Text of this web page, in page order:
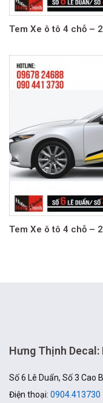
Tem Xe ô tô 4 chỗ –
Tem Xe ô tô 4 chỗ –
Hưng Thịnh
Số 6 Lê Duẩn, Số 3 Cao
Điện thoại: 0904.413730